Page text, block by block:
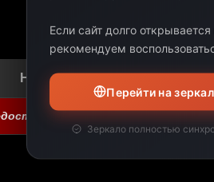
Выберите дату:
НАЧАЛО КОНЕЦ
свою программу передач
Если сайт долго
рекомендуем
Перейти на
Зеркало полностью